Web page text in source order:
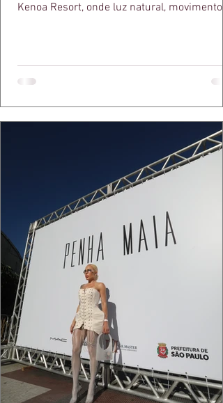
Kenoa Resort, onde luz natural, movimento e
bolsa da Malu Pires, em uma composição
algo de intemporal em vestir o vento e
que ele conduza a cena. Cada dobra do
cada reflexo dourado da luz sobre a pe